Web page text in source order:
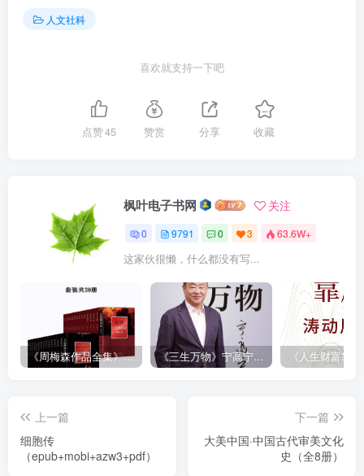
人文社科
喜欢就支持一下吧
点赞45 赞赏 分享 收藏
枫叶电子书网 关注
0 9791 0 3 63.6W+
这家伙很懒，什么都没有写...
《周梅森作品全集》[共30册] 《三生万物》宁高宁（epub+mobi+azw3+pdf）
上一篇
细胞传
（epub+mobi+azw3+pdf）
下一篇
大美中国·中国古代审美文化
史（全8册）